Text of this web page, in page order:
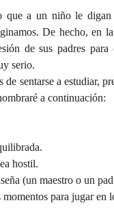
que a un niño le
De hecho, en
de sus padres
serio.
de sentarse a estudiar,
a continuación:
hostil.
(un maestro o un
para jugar en